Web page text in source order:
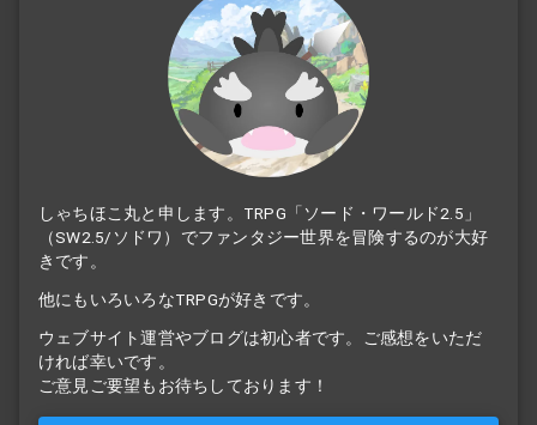
しゃちほこ丸と申します。TRPG「ソード・ワールド2.5」
（SW2.5/ソドワ）でファンタジー世界を冒険するのが大好
きです。
他にもいろいろなTRPGが好きです。
ウェブサイト運営やブログは初心者です。ご感想をいただ
ければ幸いです。
ご意見ご要望もお待ちしております！